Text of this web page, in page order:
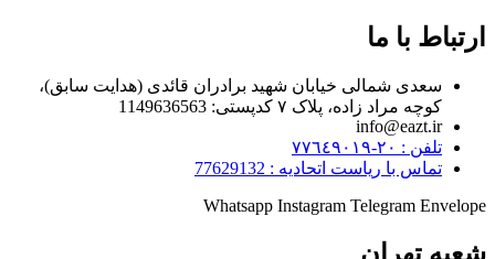
ارتباط با ما
سعدی شمالی خیابان شهید برادران قائدی (هدایت سابق)،
کوچه مراد زاده، پلاک ۷ کدپستی: 1149636563
info@eazt.ir
تلفن : ٢٠-٧٧٦٤٩٠١٩
تماس با ریاست اتحادیه : 77629132
Whatsapp Instagram Telegram Envelope
شعبه تهران